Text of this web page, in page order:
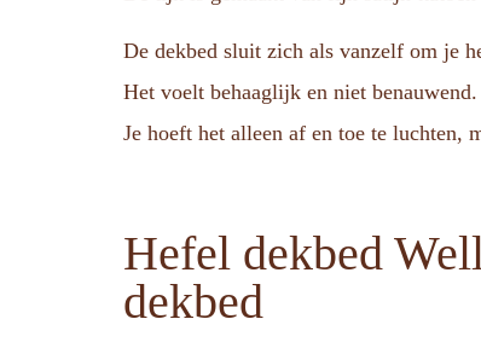
De dekbed sluit zich als vanzelf om je
Het voelt behaaglijk en niet
Je hoeft het alleen af en toe te luchten,
Hefel dekbed
dekbed